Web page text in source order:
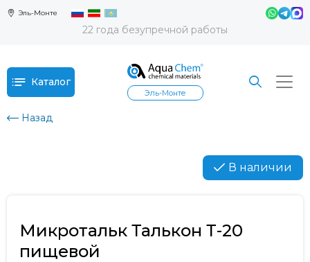
Эль-Монте
22 года безупречной работы
Каталог
Эль-Монте
Назад
В наличии
Микротальк Талькон Т-20
пищевой